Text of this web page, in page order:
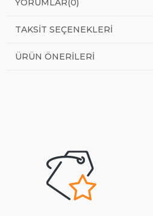
YORUMLAR(0)
TAKSIT SEÇENEKLERI
ÜRÜN ÖNERILERI